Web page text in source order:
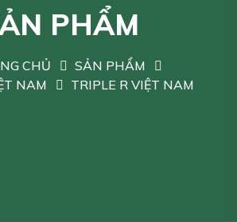
PHẨM
CHỦ
SẢN PHẨM
NAM
TRIPLE R VIỆT NAM